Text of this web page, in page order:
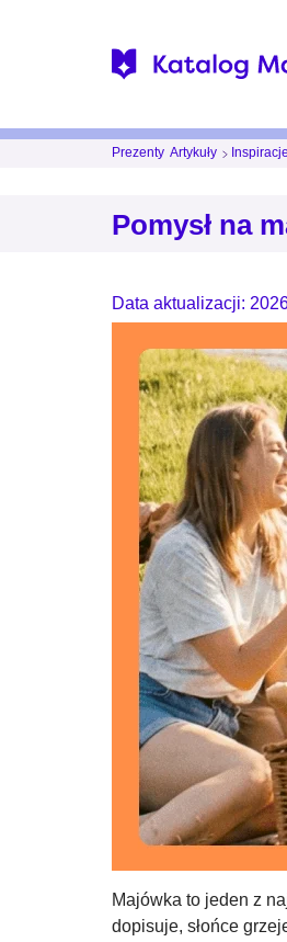
Prezenty Artykuły
Pomysł na
Data aktualizacji:
Majówka to jeden z
dopisuje, słońce